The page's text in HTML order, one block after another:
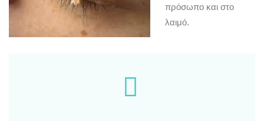
πρόσωπο και στο
λαιμό.